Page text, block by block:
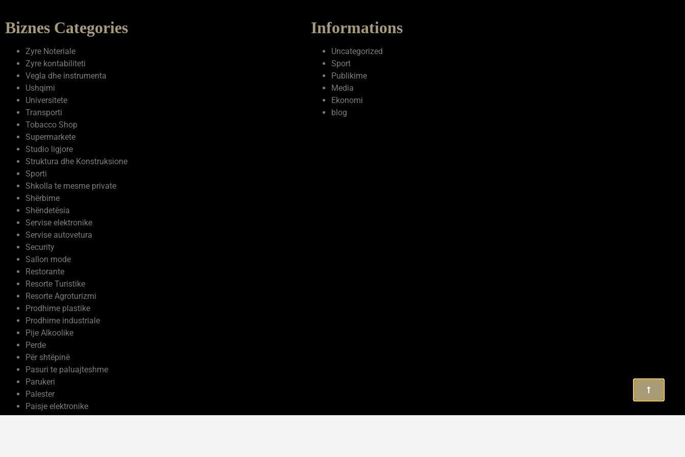
Biznes Categories
Zyre Noteriale
Zyre kontabiliteti
Vegla dhe instrumenta
Ushqimi
Universitete
Transporti
Tobacco Shop
Supermarkete
Studio ligjore
Struktura dhe Konstruksione
Sporti
Shkolla te mesme private
Shërbime
Shëndetësia
Servise elektronike
Servise autovetura
Security
Sallon mode
Restorante
Resorte Turistike
Resorte Agroturizmi
Prodhime plastike
Prodhime industriale
Pije Alkoolike
Perde
Për shtëpinë
Pasuri te paluajteshme
Parukeri
Palester
Paisje elektronike
Informations
Uncategorized
Sport
Publikime
Media
Ekonomi
blog